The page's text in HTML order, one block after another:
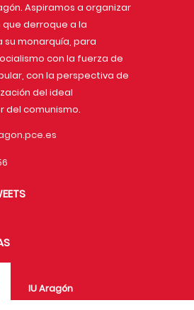
Aspiramos a organizar
que derroque a la
su monarquía, para
con la fuerza de
con la perspectiva de
del ideal
del comunismo.
IU Aragón